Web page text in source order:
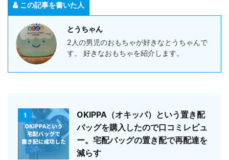
この記事を書いた人
とうちゃん
2人の男児のおもちゃが好きなとうちゃんで
す。 好きなおもちゃを紹介します。
1
OKIPPA（オキッパ）という置き配
バッグを購入したので口コミレビュ
ー。宅配バッグの置き配で再配達を
減らす